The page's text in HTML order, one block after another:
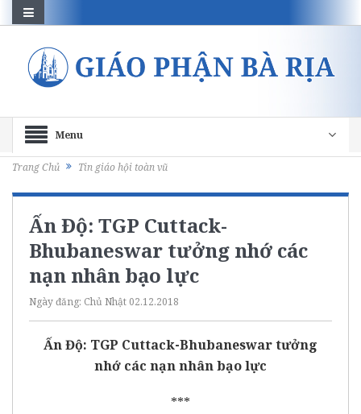
Menu
Trang Chủ Tin giáo hội toàn vũ
Ấn Độ: TGP Cuttack-
Bhubaneswar tưởng nhớ các
nạn nhân bạo lực
Ngày đăng: Chủ Nhật 02.12.2018
Ấn Độ: TGP Cuttack-Bhubaneswar tưởng
nhớ các nạn nhân bạo lực
***